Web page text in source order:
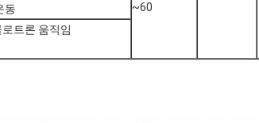
~60
동
트론 움직임